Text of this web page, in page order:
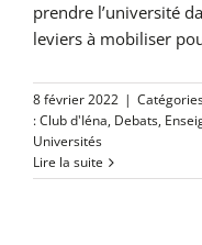
prendre l’université
leviers à mobiliser
8 février 2022 |
:Club d'Iéna, Debats,
Universités
Lire la suite